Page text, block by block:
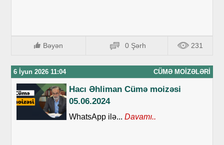
Bəyən 0 Şərh 231
6 İyun 2026 11:04 CÜMƏ MOIZƏLƏRI
Hacı Əhliman Cümə moizəsi
05.06.2024
WhatsApp ilə... Davamı..